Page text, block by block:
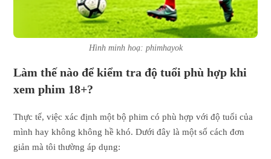
Hình minh hoạ: phimhayok
Làm thế nào để kiểm tra độ tuổi phù hợp khi
xem phim 18+?
Thực tế, việc xác định một bộ phim có phù hợp với độ tuổi của
mình hay không không hề khó. Dưới đây là một số cách đơn
giản mà tôi thường áp dụng: